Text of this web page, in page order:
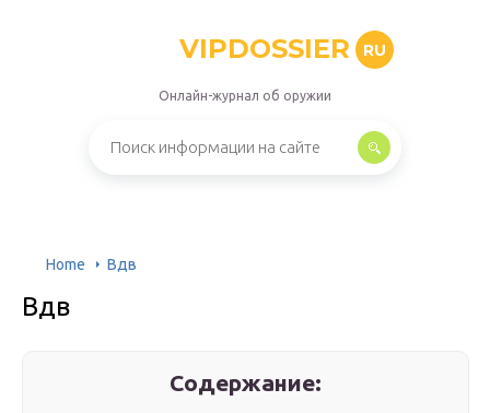
VIPDOSSIER RU
Онлайн-журнал об оружии
Home Вдв
Вдв
Содержание: